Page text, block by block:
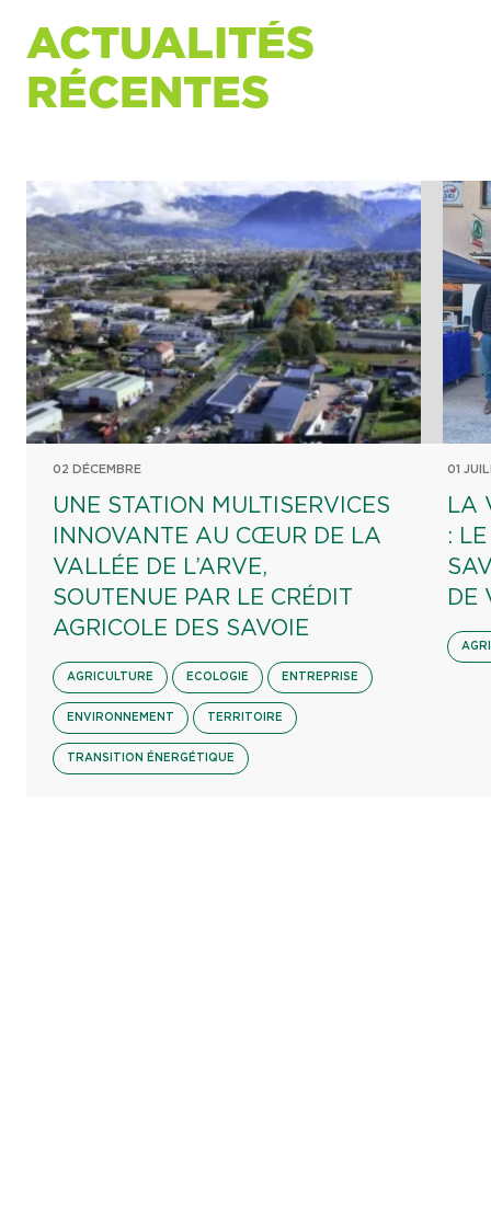
ACTUALITÉS
RÉCENTES
02 DÉCEMBRE
UNE STATION MULTISERVICES
INNOVANTE AU CŒUR DE LA
VALLÉE DE L’ARVE,
SOUTENUE PAR LE CRÉDIT
AGRICOLE DES SAVOIE
AGRICULTURE ECOLOGIE ENTREPRISE
ENVIRONNEMENT TERRITOIRE
TRANSITION ÉNERGÉTIQUE
01
LA
:
DE